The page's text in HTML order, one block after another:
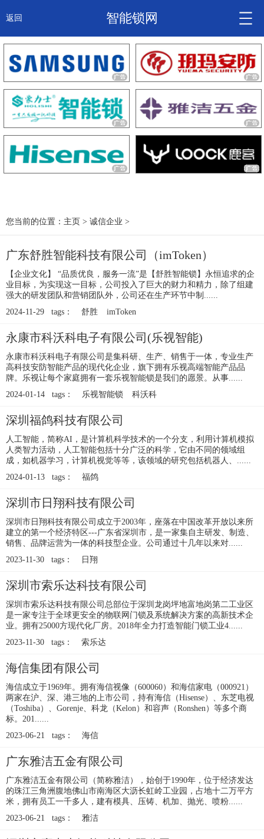
返回 智能锁网
智能锁头条
诚信企业
产品
大咖秀
关于我们
锁信通
您当前的位置： 主页 > 诚信企业 >
广东舒胜智能科技有限公司（imToken）
【企业文化】 “品质优良，服务一流”是【舒胜智能锁】永恒追求的企
业目标，为实现这一目标，公司投入了巨大的财力和精力，除了组建
强大的研发团队和营销团队外，公司还在生产环节中制......
2024-11-29 tags：
舒胜 imToken
永康市科沃科电子有限公司(乐视智能)
永康市科沃科电子有限公司是集科研、生产、销售于一体，专业生产
高科技安防智能产品的现代化企业，旗下拥有乐视高端智能产品品
牌。乐视让每个家庭拥有一套乐视智能锁是我们的愿景。从事......
2024-01-14 tags：
乐视智能锁 科沃科
深圳福鸽科技有限公司
人工智能，简称AI，是计算机科学技术的一个分支，利用计算机模拟
人类智力活动，人工智能包括十分广泛的科学，它由不同的领域组
成，如机器学习，计算机视觉等等，该领域的研究包括机器人、......
2024-01-13 tags：
福鸽
深圳市日翔科技有限公司
深圳市日翔科技有限公司成立于2003年，座落在中国改革开放以来所
建立的第一个经济特区---广东省深圳市，是一家集自主研发、制造、
销售、品牌运营为一体的科技型企业。公司通过十几年以来对......
2023-11-30 tags：
日翔
深圳市索乐达科技有限公司
深圳市索乐达科技有限公司总部位于深圳龙岗坪地富地岗第二工业区
是一家专注于全球更安全的物联网门锁及系统解决方案的高新技术企
业。拥有25000方现代化厂房。2018年全力打造智能门锁工业4......
2023-11-30 tags：
索乐达
海信集团有限公司
海信成立于1969年。拥有海信视像（600060）和海信家电（000921）
两家在沪、深、港三地的上市公司，持有海信（Hisense）、东芝电视
（Toshiba）、Gorenje、科龙（Kelon）和容声（Ronshen）等多个商
标。201......
2023-06-21 tags：
海信
广东雅洁五金有限公司
广东雅洁五金有限公司（简称雅洁），始创于1990年，位于经济发达
的珠江三角洲腹地佛山市南海区大沥长虹岭工业园，占地十二万平方
米，拥有员工一千多人，建有模具、压铸、机加、抛光、喷粉......
2023-06-21 tags：
雅洁